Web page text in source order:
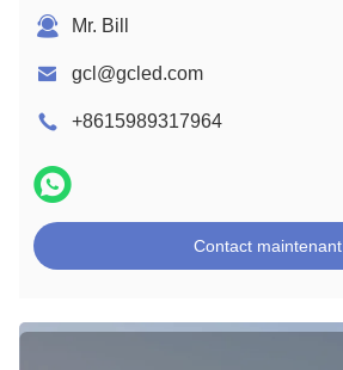
Mr. Bill
gcl@gcled.com
+8615989317964
Contact maintenant